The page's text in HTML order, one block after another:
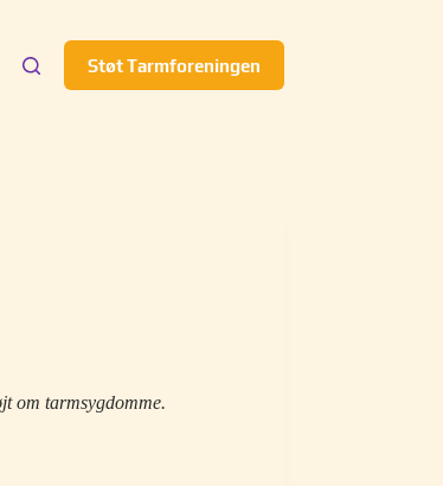
Støt Tarmforeningen
om tarmsygdomme.